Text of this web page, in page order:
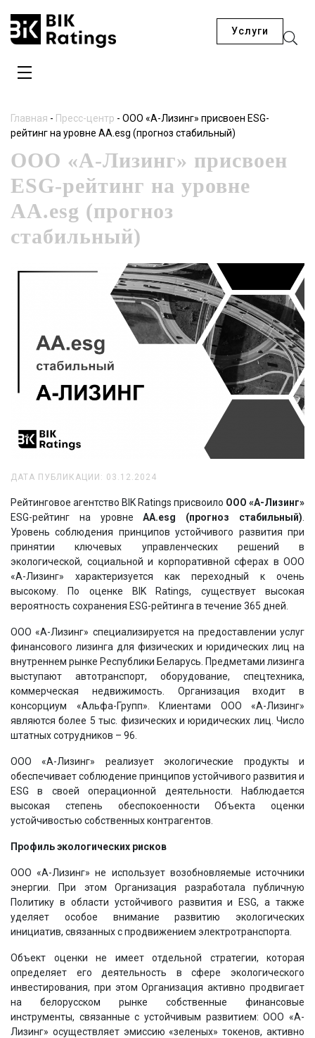
Услуги
Главная - Пресс-центр - ООО «А-Лизинг» присвоен ESG-
рейтинг на уровне AA.esg (прогноз стабильный)
ООО «А-Лизинг» присвоен
ESG-рейтинг на уровне
AA.esg (прогноз
стабильный)
ДАТА ПУБЛИКАЦИИ: 03.12.2024
Рейтинговое агентство BIK Ratings присвоило ООО «А-Лизинг»
ESG-рейтинг на уровнеAA.esg (прогноз стабильный)
Уровень соблюдения принципов устойчивого развития при
принятии ключевых управленческих решений в
экологической, социальной и корпоративной сферах в ООО
«А-Лизинг» характеризуется как переходный к очень
высокому. По оценке BIK Ratings, существует высокая
вероятность сохранения ESG-рейтинга в течение 365 дней.
ООО «А-Лизинг» специализируется на предоставлении услуг
финансового лизинга для физических и юридических лиц на
внутреннем рынке Республики Беларусь. Предметами лизинга
выступают автотранспорт, оборудование, спецтехника,
коммерческая недвижимость. Организация входит в
консорциум «Альфа-Групп». Клиентами ООО «А-Лизинг»
являются более 5 тыс. физических и юридических лиц. Число
штатных сотрудников – 96.
ООО «А-Лизинг» реализует экологические продукты и
обеспечивает соблюдение принципов устойчивого развития и
ESG в своей операционной деятельности. Наблюдается
высокая степень обеспокоенности Объекта оценки
устойчивостью собственных контрагентов.
Профиль экологических рисков
ООО «А-Лизинг» не использует возобновляемые источники
энергии. При этом Организация разработала публичную
Политику в области устойчивого развития и ESG, а также
уделяет особое внимание развитию экологических
инициатив, связанных с продвижением электротранспорта.
Объект оценки не имеет отдельной стратегии, которая
определяет его деятельность в сфере экологического
инвестирования, при этом Организация активно продвигает
на белорусском рынке собственные финансовые
инструменты, связанные с устойчивым развитием: ООО «А-
Лизинг» осуществляет эмиссию «зеленых» токенов, активно